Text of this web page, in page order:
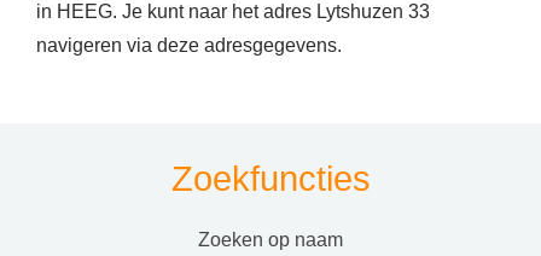
in HEEG. Je kunt naar het adres Lytshuzen 33
navigeren via deze adresgegevens.
Zoekfuncties
zoeken op naam